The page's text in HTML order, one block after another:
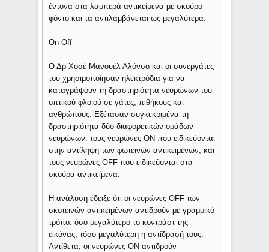
έντονα στα λαμπερά αντικείμενα με σκούρο
φόντο και τα αντιλαμβάνεται ως μεγαλύτερα.
On-Off
Ο Δρ Χοσέ-Μανουέλ Αλόνσο και οι συνεργάτες
του χρησιμοποίησαν ηλεκτρόδια για να
καταγράψουν τη δραστηριότητα νευρώνων του
οπτικού φλοιού σε γάτες, πιθήκους και
ανθρώπους. Εξέτασαν συγκεκριμένα τη
δραστηριότητα δύο διαφορετικών ομάδων
νευρώνων: τους νευρώνες ON που ειδικεύονται
στην αντίληψη των φωτεινών αντικειμένων, και
τους νευρώνες OFF που ειδικεύονται στα
σκούρα αντικείμενα.
Η ανάλυση έδειξε ότι οι νευρώνες OFF των
σκοτεινών αντικειμένων αντιδρούν με γραμμικό
τρόπο: όσο μεγαλύτερο το κοντράστ της
εικόνας, τόσο μεγαλύτερη η αντίδρασή τους.
Αντίθετα, οι νευρώνες ON αντιδρούν